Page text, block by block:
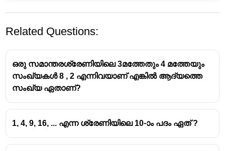
1+2+3+..+n
1+2+3+..+ n = n2
n=\frac{99+1}
{2}=50
n = 99+1 = 50
2
Related Questions:
ഒരു സമാന്തരശ്രേണിയിലെ 3മത്തേതും 4 മത്തേയും
സംഖ്യകൾ 8 , 2 എന്നിവയാണ് എങ്കിൽ ആദ്യത്തെ
സംഖ്യ ഏതാണ്?
1, 4, 9, 16, ... എന്ന ശ്രേണിയിലെ 10-ാം പദം ഏത് ?